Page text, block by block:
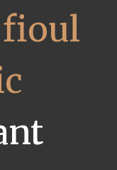
fioul